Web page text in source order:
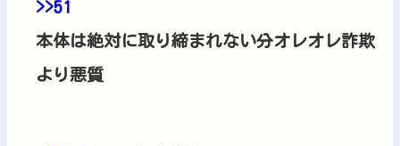
>>51
本体は絶対に取り締まれない分オレオレ詐欺
より悪質